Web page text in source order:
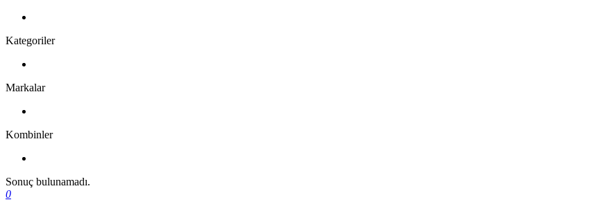
Kategoriler
Markalar
Kombinler
Sonuç bulunamadı.
0